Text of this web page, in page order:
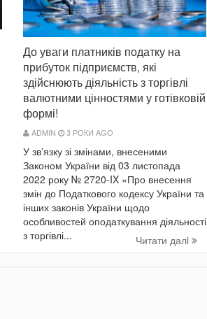
До уваги платників податку на
прибуток підприємств, які
здійснюють діяльність з торгівлі
валютними цінностями у готівковій
формі!
ADMIN 3 РОКИ AGO
У звʼязку зі змінами, внесеними
Законом України від 03 листопада
2022 року № 2720-IX «Про внесення
змін до Податкового кодексу України та
інших законів України щодо
особливостей оподаткування діяльності
з торгівлі...
Читати далi